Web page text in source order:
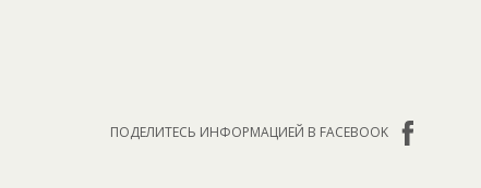
ПОДЕЛИТЕСЬ ИНФОРМАЦИЕЙ В FACEBOOK